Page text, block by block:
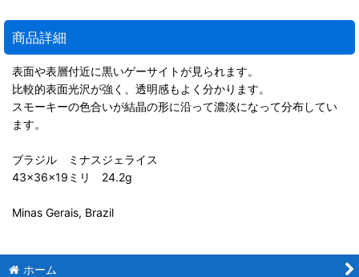
商品詳細
表面や表層付近に黒いゲーサイトが見られます。
比較的表面光沢が強く、透明感もよく分かります。
スモーキーの色合いが結晶の形に沿って濃淡になって分布してい
ます。
ブラジル ミナスジェライス
43×36×19ミリ 24.2g
Minas Gerais, Brazil
ホーム